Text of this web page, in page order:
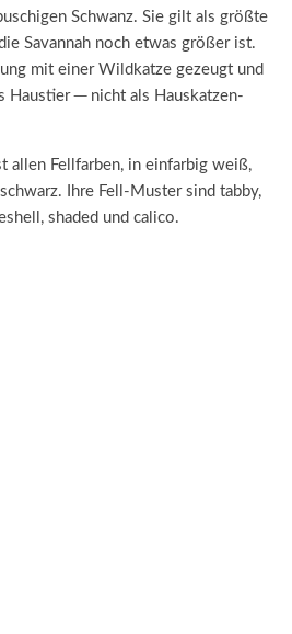
Schwanz. Sie gilt als größte
Savannah noch etwas größer ist.
mit einer Wildkatze gezeugt und
─ nicht als Hauskatzen-
allen Fellfarben, in einfarbig weiß,
Ihre Fell-Muster sind tabby,
shaded und calico.